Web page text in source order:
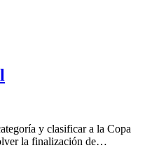
y clasificar a la Copa
la finalización de…